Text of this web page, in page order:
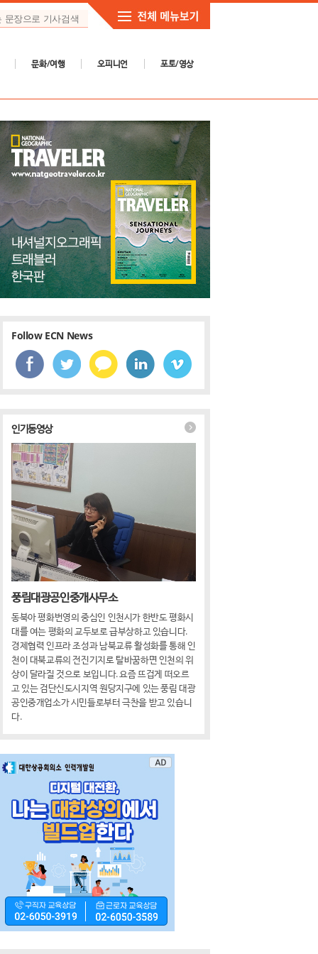
문화/여행 오피니언 포토/영상
기, 컵누들 매콤한맛·우동맛 큰컵 출시
, 컵누들 매콤한맛·우동맛 큰컵 출시
Follow ECN News
인기동영상
풍림대광공인중개사무소
동북아 평화번영의 중심인 인천시가 한반도 평화시
대를 여는 평화의 교두보로 급부상하고 있습니다.
경제협력 인프라 조성과 남북교류 활성화를 통해 인
천이 대북교류의 전진기지로 탈바꿈하면 인천의 위
상이 달라질 것으로 보입니다. 요즘 뜨겁게 떠오르
고 있는 검단신도시지역 원당지구에 있는 풍림 대광
공인중개업소가 시민들로부터 극찬을 받고 있습니
다.